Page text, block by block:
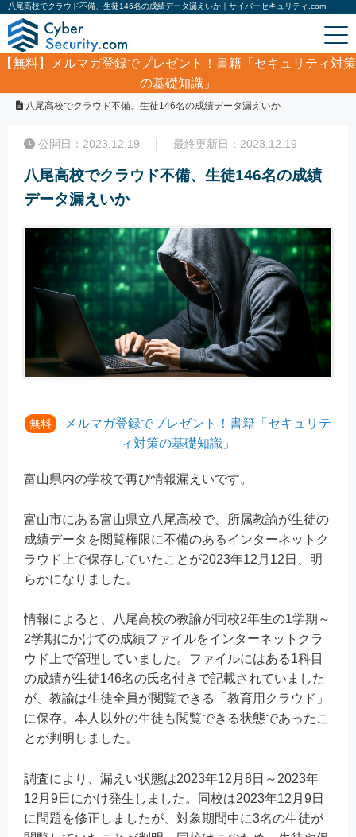
八尾高校でクラウド不備、生徒146名の成績データ漏えいか｜サイバーセキュリティ.com
【無料】
メルマガ登録でプレゼント！書籍「セキュリティ対策
の基礎知識」
サイバーセキュリティ・情報漏洩ニュース
八尾高校でクラウド不備、生徒146名の成績データ漏えいか
公開日：2023.12.19 ｜ 最終更新日：2023.12.19
八尾高校でクラウド不備、生徒146名の成績
データ漏えいか
無料
メルマガ登録でプレゼント！書籍「セキュリテ
ィ対策の基礎知識」
富山県内の学校で再び情報漏えいです。
富山市にある富山県立八尾高校で、所属教諭が生徒の
成績データを閲覧権限に不備のあるインターネットク
ラウド上で保存していたことが2023年12月12日、明
らかになりました。
情報によると、八尾高校の教諭が同校2年生の1学期～
2学期にかけての成績ファイルをインターネットクラ
ウド上で管理していました。ファイルにはある1科目
の成績が生徒146名の氏名付きで記載されていました
が、教諭は生徒全員が閲覧できる「教育用クラウド」
に保存。本人以外の生徒も閲覧できる状態であったこ
とが判明しました。
調査により、漏えい状態は2023年12月8日～2023年
12月9日にかけ発生しました。同校は2023年12月9日
に問題を修正しましたが、対象期間中に3名の生徒が